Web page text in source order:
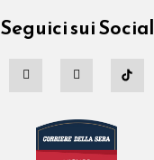
Seguici sui Social